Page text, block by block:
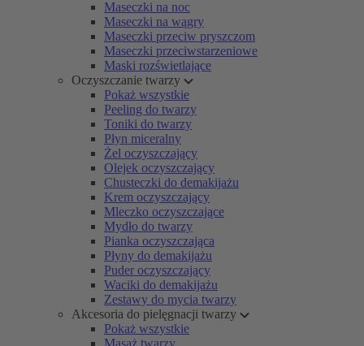
Maseczki na noc
Maseczki na wągry
Maseczki przeciw pryszczom
Maseczki przeciwstarzeniowe
Maski rozświetlające
Oczyszczanie twarzy
Pokaż wszystkie
Peeling do twarzy
Toniki do twarzy
Płyn miceralny
Żel oczyszczający
Olejek oczyszczający
Chusteczki do demakijażu
Krem oczyszczający
Mleczko oczyszczające
Mydło do twarzy
Pianka oczyszczająca
Płyny do demakijażu
Puder oczyszczający
Waciki do demakijażu
Zestawy do mycia twarzy
Akcesoria do pielęgnacji twarzy
Pokaż wszystkie
Masaż twarzy